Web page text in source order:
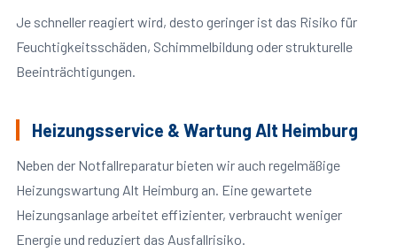
Je schneller reagiert wird, desto geringer ist das Risiko für
Feuchtigkeitsschäden, Schimmelbildung oder strukturelle
Beeinträchtigungen.
Heizungsservice & Wartung Alt Heimburg
Neben der Notfallreparatur bieten wir auch regelmäßige
Heizungswartung Alt Heimburg an. Eine gewartete
Heizungsanlage arbeitet effizienter, verbraucht weniger
Energie und reduziert das Ausfallrisiko.